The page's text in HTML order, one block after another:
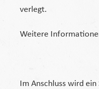
verlegt.
Weitere
Im Anschluss wird